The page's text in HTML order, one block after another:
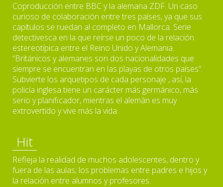
Coproducción entre BBC y la alemana ZDF. Un caso
curioso de colaboración entre tres países, ya que sus
capítulos se ruedan al completo en Mallorca. Serie
detectivesca en la que reírse un poco de la relación
estereotípica entre el Reino Unido y Alemania.
“Británicos y alemanes son dos nacionalidades que
siempre se encuentran en las playas de otros países”.
Subvierte los arquetipos de cada personaje , así, la
policía inglesa tiene un carácter más germánico, más
serio y planificador, mientras el alemán es muy
extrovertido y vive más la vida.
Hit
Refleja la realidad de muchos adolescentes, dentro y
fuera de las aulas; los problemas entre padres e hijos y
la relación entre alumnos y profesores.